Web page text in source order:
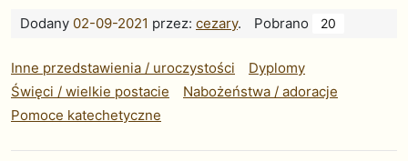
Dodany 02-09-2021 przez: cezary. Pobrano 20
Inne przedstawienia / uroczystości
Dyplomy
Święci / wielkie postacie
Nabożeństwa / adoracje
Pomoce katechetyczne